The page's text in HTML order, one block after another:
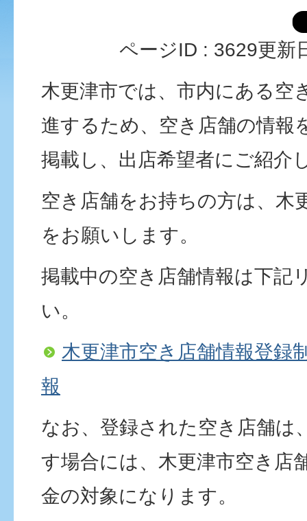
ページID : 3629更新
木更津市では、市内にある空
進するため、空き店舗の情報
掲載し、出店希望者にご紹介
空き店舗をお持ちの方は、木
をお願いします。
掲載中の空き店舗情報は下記
い。
木更津市空き店舗情報登録
報
なお、登録された空き店舗は
す場合には、木更津市空き店
金の対象になります。